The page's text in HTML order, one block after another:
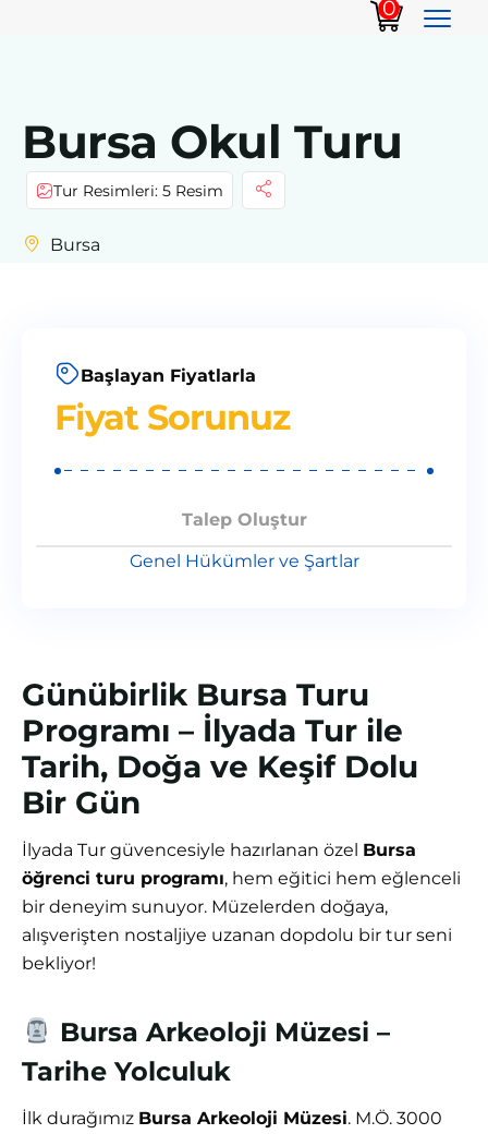
0
Bursa Okul Turu
Tur Resimleri: 5 Resim
Bursa
Günübirlik Bursa Turu
Programı – İlyada Tur ile
Tarih, Doğa ve Keşif Dolu
Bir Gün
İlyada Tur güvencesiyle hazırlanan özel Bursa
öğrenci turu programı, hem eğitici hem eğlenceli
bir deneyim sunuyor. Müzelerden doğaya,
alışverişten nostaljiye uzanan dopdolu bir tur seni
bekliyor!
Bursa Arkeoloji Müzesi –
Tarihe Yolculuk
İlk durağımız Bursa Arkeoloji Müzesi. M.Ö. 3000
Başlayan Fiyatlarla
Fiyat Sorunuz
Talep Oluştur
Genel Hükümler ve Şartlar